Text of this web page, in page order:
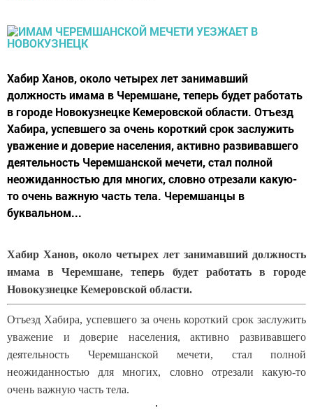
Хабир Ханов, около четырех лет занимавший
должность имама в Черемшане, теперь будет работать
в городе Новокузнецке Кемеровской области. Отъезд
Хабира, успевшего за очень короткий срок заслужить
уважение и доверие населения, активно развивавшего
деятельность Черемшанской мечети, стал полной
неожиданностью для многих, словно отрезали какую-
то очень важную часть тела. Черемшанцы в
буквальном...
Хабир Ханов, около четырех лет занимавший должность
имама в Черемшане, теперь будет работать в городе
Новокузнецке Кемеровской области.
Отъезд Хабира, успевшего за очень короткий срок заслужить
уважение и доверие населения, активно развивавшего
деятельность Черемшанской мечети, стал полной
неожиданностью для многих, словно отрезали какую-то
очень важную часть тела.